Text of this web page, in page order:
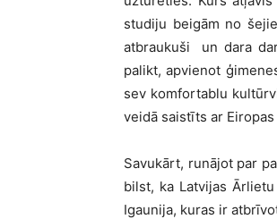
studiju beigām no
atbraukuši un dara
palikt, apvienot
sev komfortablu
veidā saistīts ar
Savukārt, runājot par
bilst, ka Latvijas
Igaunija, kuras ir